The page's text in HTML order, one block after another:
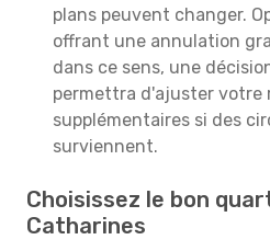
plans peuvent changer.
offrant une annulation
dans ce sens, une
permettra d'ajuster votre
supplémentaires si des
surviennent.
Choisissez le bon
Catharines